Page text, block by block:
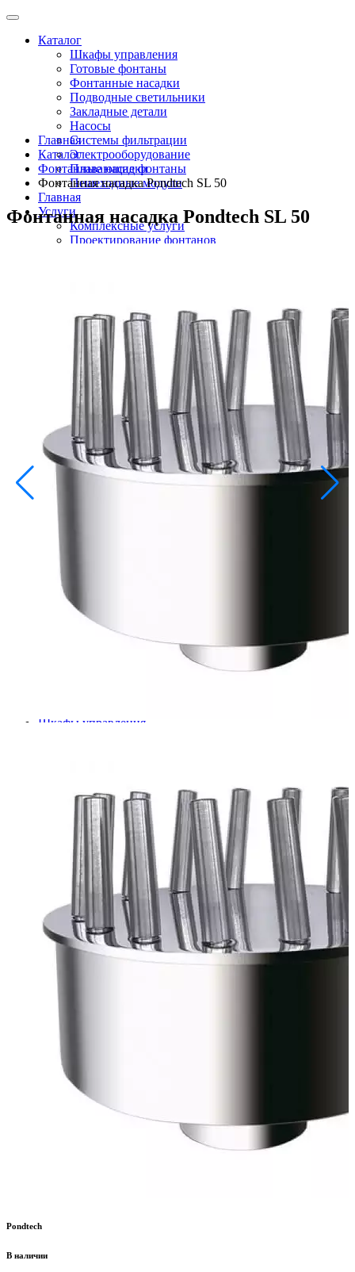
Каталог
Шкафы управления
Готовые фонтаны
Фонтанные насадки
Подводные светильники
Закладные детали
Насосы
Системы фильтрации
Электрооборудование
Плавающие фонтаны
Пешеходные модули
Главная
Услуги
Комплексные услуги
Проектирование фонтанов
О компании
Новости
Доставка \ Оплата
Контакты
info@inoprom.ru
+7 (495) 374-90-93
Каталог
Шкафы управления
Готовые фонтаны
Подводные светильники
Закладные детали
Насосы
Электрооборудование
Плавающие фонтаны
Пешеходные модули
Шкафы управления
Насосы
Системы фильтрации
Электрооборудование
Плавающие фонтаны
Пешеходные модули
Главная
Каталог
Фонтанные насадки
Фонтанная насадка Pondtech SL 50
Фонтанная насадка Pondtech SL 50
Pondtech
В наличии